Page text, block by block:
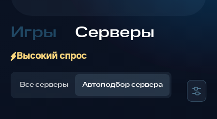
Игры Серверы
Высокий спрос
Все серверы Автоподбор сервера